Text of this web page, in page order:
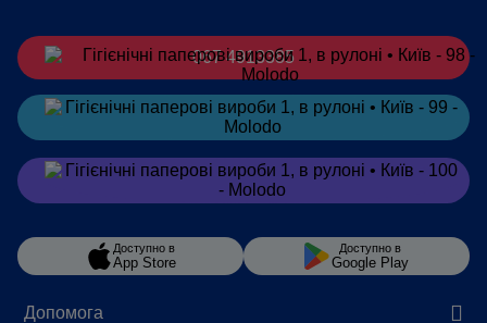
Допомога
067 4913385
Замовитив Telegram
Замовитив Viber
Доступно в
App Store
Доступно в
Google Play